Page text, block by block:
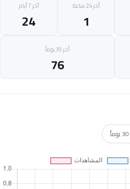
أخر 24 ساعة
1
أخر 7 أيام
24
أخر 30 يوماً
76